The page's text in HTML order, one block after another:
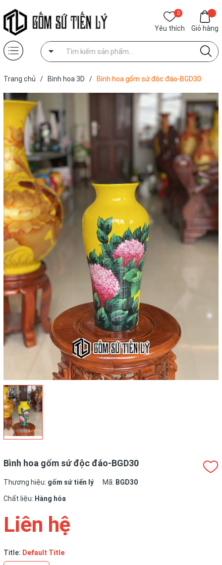
0
Yêu thích Giỏ hàng
Trang chủ / Bình hoa 3D / Bình hoa gốm sứ độc đáo-BGD30
Bình hoa gốm sứ độc đáo-BGD30
Thương hiệu: gốm sứ tiến lý Mã: BGD30
Chất liệu: Hàng hóa
Liên hệ
Title: Default Title